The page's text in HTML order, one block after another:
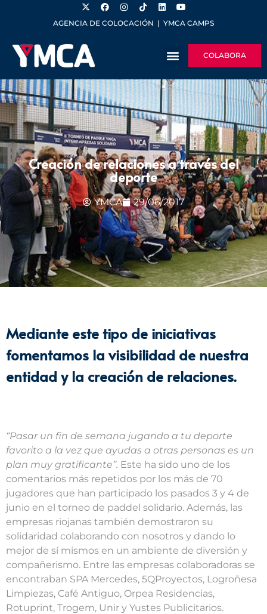
AGENCIA DE COLOCACIÓN | YMCA CAMPS
COLABORA
Creación de relaciones a través del
deporte
YMCA 29/06/2017
Mediante este tipo de iniciativas
fomentamos la visibilidad de nuestra
entidad y la creación de relaciones.
“Pasar un fin de semana jugando a tu deporte
favorito a la vez que ayudas a otras personas es un
plan muy gratificante”. Este ha sido uno de los
comentarios más repetidos por los más de 70
jugadores que han participado los pasados 3 y 4 de
junio en el torneo de paddel solidario. Además, las
empresas riojanas también demostraron su
solidaridad colaborando con nosotros y dando lo
mejor de sí mismos en un ambiente de diversión y
compañerismo. Entre las empresas colaboradoras se
encontraban SPA Mercedes, 5QProyectos, Logroñesa
Limpiezas, Café Antiguo, Orpea Residencias,
Rotuprint, Trogem, Unir y Yustes Publicitarios.